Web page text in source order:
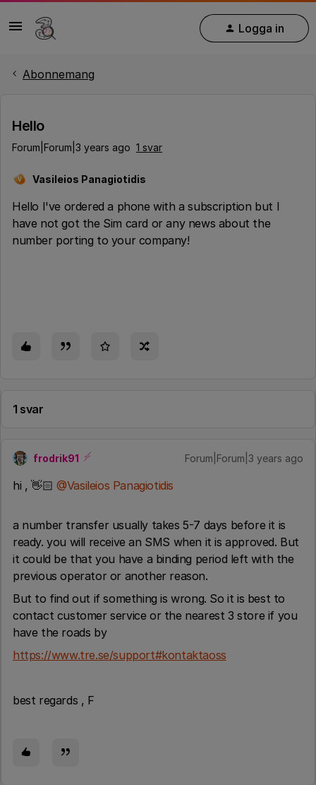
Logga in
Abonnemang
Hello
Forum|Forum|3 years ago 1 svar
V Vasileios Panagiotidis
Hello I've ordered a phone with a subscription but I
have not got the Sim card or any news about the
number porting to your company!
1 svar
frodrik91 Forum|Forum|3 years ago
hi , 👋🏻@Vasileios Panagiotidis
a number transfer usually takes 5-7 days before it is
ready. you will receive an SMS when it is approved. But
it could be that you have a binding period left with the
previous operator or another reason.
But to find out if something is wrong. So it is best to
contact customer service or the nearest 3 store if you
have the roads by
https://www.tre.se/support#kontaktaoss
best regards , F